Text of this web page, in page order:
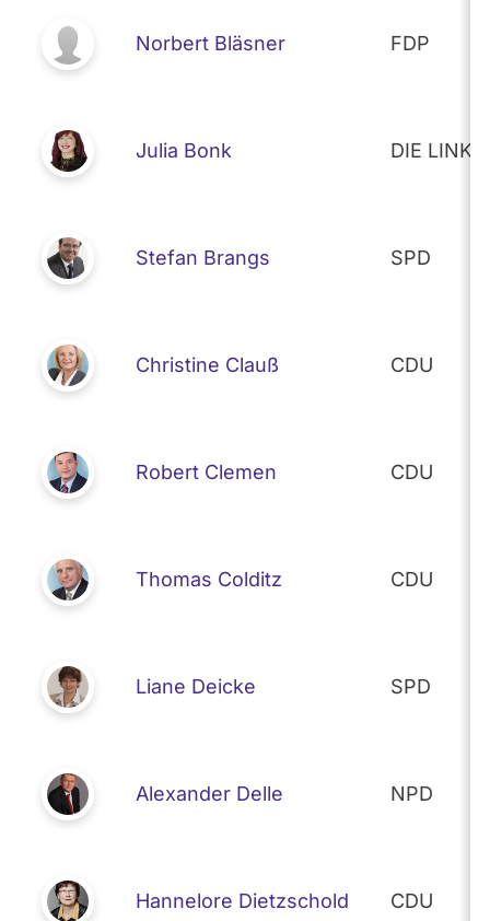
Norbert Bläsner FDP
Julia Bonk DIE LINKE
Stefan Brangs SPD
Christine Clauß CDU
Robert Clemen CDU
Thomas Colditz CDU
Liane Deicke SPD
Alexander Delle NPD
Hannelore Dietzschold CDU